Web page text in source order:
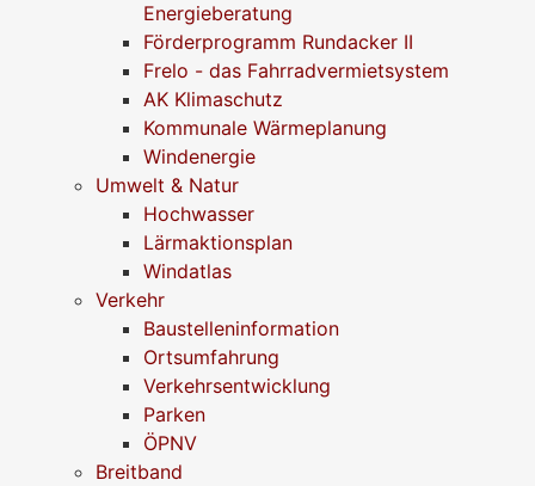
Energieberatung
Förderprogramm Rundacker II
Frelo - das Fahrradvermietsystem
AK Klimaschutz
Kommunale Wärmeplanung
Windenergie
Umwelt & Natur
Hochwasser
Lärmaktionsplan
Windatlas
Verkehr
Baustelleninformation
Ortsumfahrung
Verkehrsentwicklung
Parken
ÖPNV
Breitband